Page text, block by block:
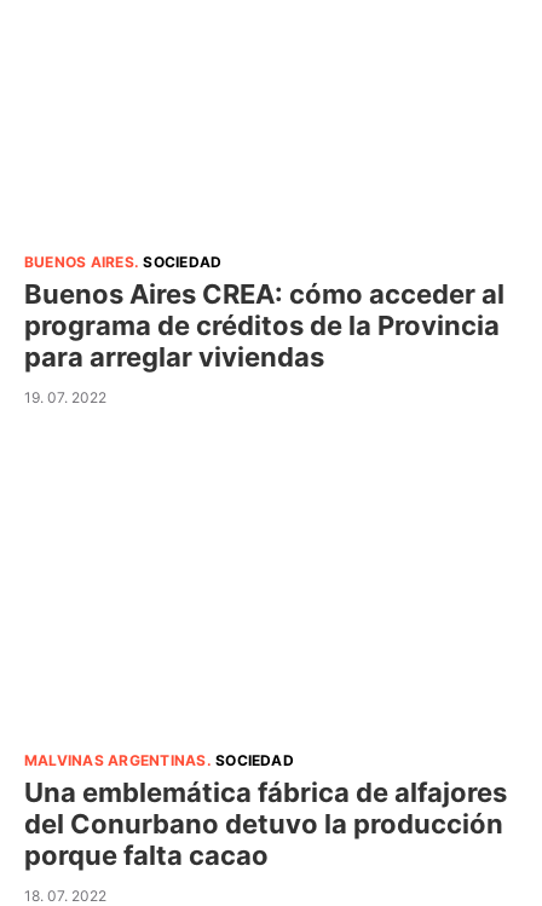
BUENOS AIRES.SOCIEDAD
Buenos Aires CREA: cómo acceder al
programa de créditos de la Provincia
para arreglar viviendas
19. 07. 2022
MALVINAS ARGENTINAS.SOCIEDAD
Una emblemática fábrica de alfajores
del Conurbano detuvo la producción
porque falta cacao
18. 07. 2022